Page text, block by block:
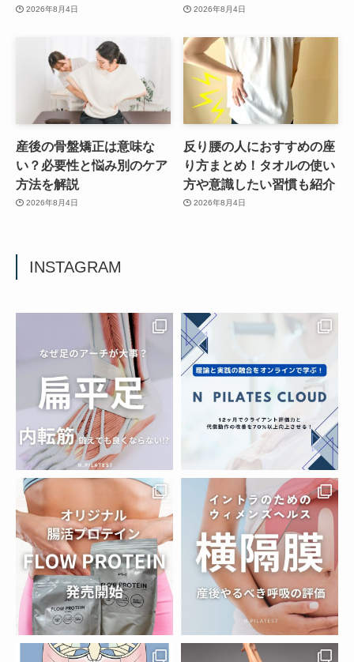
2026年8月4日 2026年8月4日
産後の骨盤矯正は意味な
い？必要性と悩み別のケア
方法を解説
2026年8月4日
反り腰の人におすすめの座
り方まとめ！タオルの使い
方や意識したい習慣も紹介
2026年8月4日
INSTAGRAM